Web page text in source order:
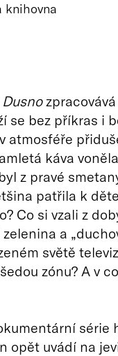
knihovna
Dusno
se bez příkras i
atmosféře
káva
z pravé
patřila k
Co si vzali z
a
světě
zónu? A v
série
opět uvádí na